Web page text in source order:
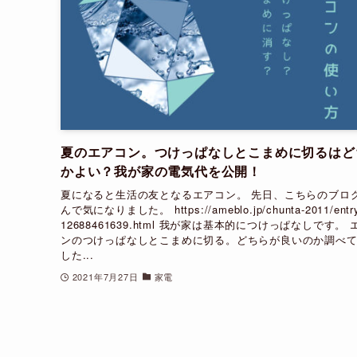
夏のエアコン。つけっぱなしとこまめに切るはど
かよい？我が家の電気代を公開！
夏になると生活の友となるエアコン。 先日、こちらのブロ
んで気になりました。 https://ameblo.jp/chunta-2011/
12688461639.html 我が家は基本的につけっぱなしです。
ンのつけっぱなしとこまめに切る。どちらが良いのか調べ
した...
2021年7月27日 家電